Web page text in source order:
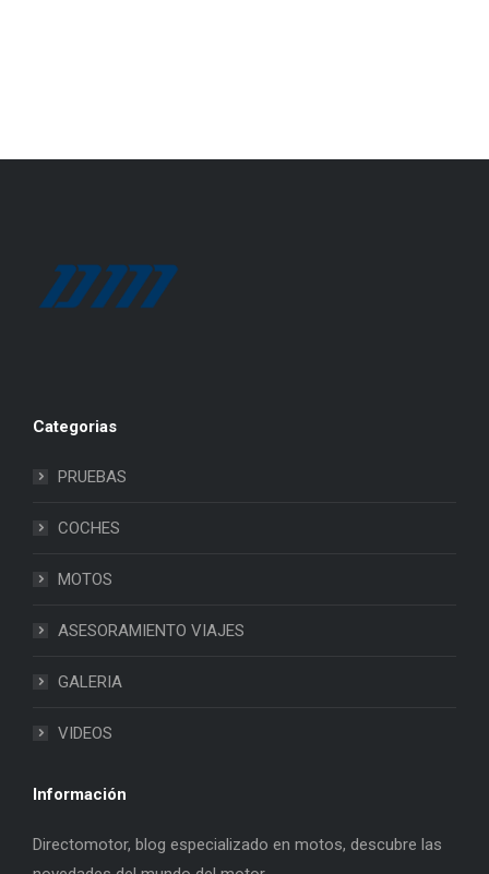
Categorias
PRUEBAS
COCHES
MOTOS
ASESORAMIENTO VIAJES
GALERIA
VIDEOS
Información
Directomotor, blog especializado en motos, descubre las